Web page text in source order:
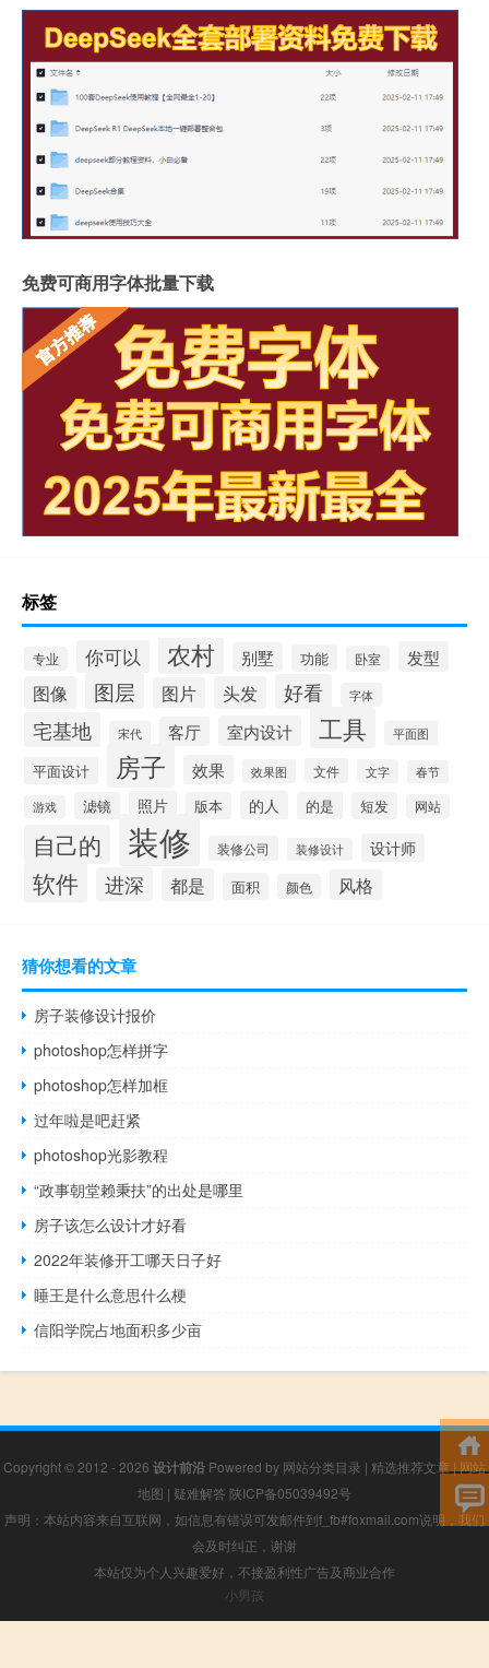
免费可商用字体批量下载
标签
专业 你可以 农村 别墅 功能 卧室 发型
图像 图层 图片 头发 好看 字体
宅基地 宋代 客厅 室内设计 工具 平面图
平面设计 房子 效果 效果图 文件 文字 春节
游戏 滤镜 照片 版本 的人 的是 短发 网站
自己的 装修 装修公司 装修设计 设计师
软件 进深 都是 面积 颜色 风格
猜你想看的文章
房子装修设计报价
photoshop怎样拼字
photoshop怎样加框
过年啦是吧赶紧
photoshop光影教程
“政事朝堂赖秉扶”的出处是哪里
房子该怎么设计才好看
2022年装修开工哪天日子好
睡王是什么意思什么梗
信阳学院占地面积多少亩
Copyright © 2012 - 2026 设计前沿 Powered by 网站分类目录 | 精选推荐文章 | 网站
地图 | 疑难解答 陕ICP备05039492号
声明：本站内容来自互联网，如信息有错误可发邮件到f_fb#foxmail.com说明，我们
会及时纠正，谢谢
本站仅为个人兴趣爱好，不接盈利性广告及商业合作
小男孩